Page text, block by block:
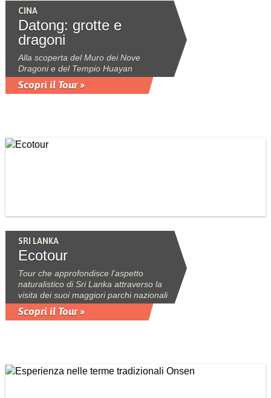
CINA
Datong: grotte e
dragoni
Alla scoperta del Muro dei Nove
Dragoni e del Tempio Huayan
Scopri il Tour »
SRI LANKA
Ecotour
Tour che approfondisce l'aspetto
naturalistico di Sri Lanka attraverso la
visita dei suoi maggiori parchi nazionali
Scopri il Tour »